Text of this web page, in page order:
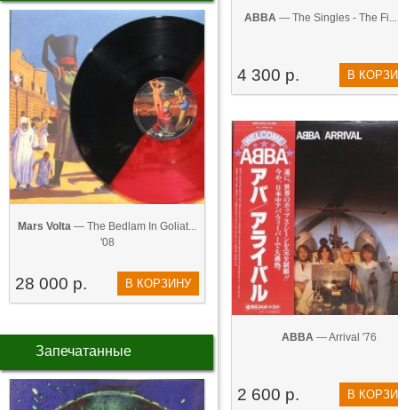
Mars Volta — The Bedlam In Goliat...
'08
28 000 р. В КОРЗИНУ
Запечатанные
ABBA — The Singles - The
4 300 р. В
ABBA — Arrival '76
2 600 р. В